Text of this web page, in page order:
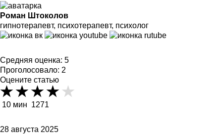
Роман Штоколов
гипнотерапевт, психотерапевт, психолог
Средняя оценка: 5
Проголосовало: 2
Оцените статью
10 мин 1271
28 августа 2025